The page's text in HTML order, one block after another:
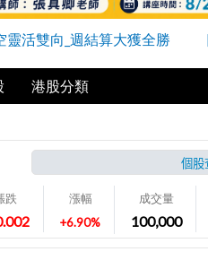
靈活雙向_週結算大獲全勝
港股分類
跌
漲幅
+6.90%
成交量
100,000